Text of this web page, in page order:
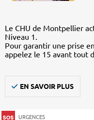
Le CHU de Montpellier
Niveau 1.
Pour garantir une prise
appelez le 15 avant tout
EN SAVOIR PLUS
URGENCES